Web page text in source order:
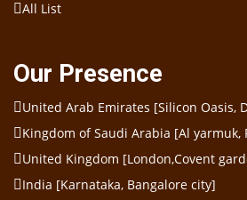
All List
Our Presence
United Arab Emirates [Silicon Oasis,
Kingdom of Saudi Arabia [Al yarmuk,
United Kingdom [London,Covent
India [Karnataka, Bangalore city]